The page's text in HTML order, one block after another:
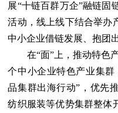
展“十链百群万企”融链固
活动，线上线下结合举办
中小企业借链发展、抱团
在“面”上，推动特色产
个中小企业特色产业集
品集群出海行动”，优先
纺织服装等优势集群整体